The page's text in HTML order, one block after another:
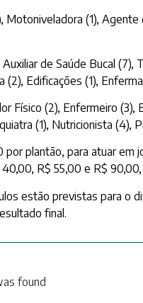
(1),
de Saúde Bucal (7),
Edificações (1),
Físico (2), Enfermeiro
(1), Nutricionista
plantão, para atuar em
R$ 55,00 e R$
estão previstas para o
final.
found